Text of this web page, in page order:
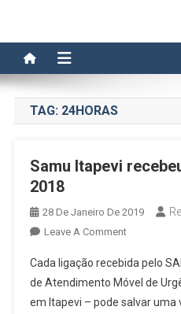
TAG: 24HORAS
Samu Itapevi
2018
28 De Janeiro De 2019
Leave A CommentOn
Itapevi
Recebeu
8459
Cada ligação recebida pelo
de Atendimento Móvel de
em Itapevi – pode salvar uma